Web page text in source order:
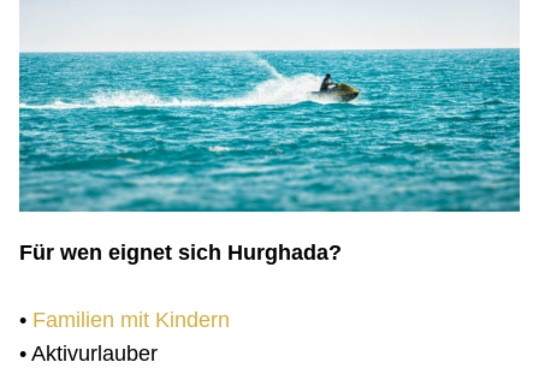
Für wen eignet sich Hurghada?
• Familien mit Kindern
• Aktivurlauber